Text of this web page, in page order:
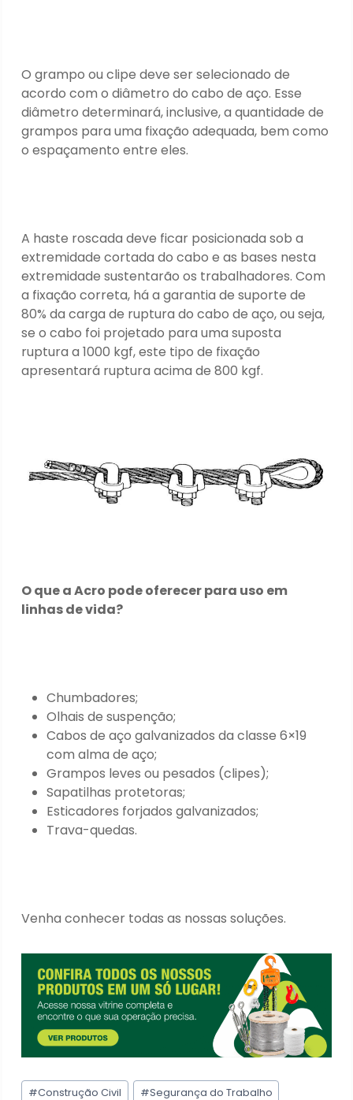
O grampo ou clipe deve ser selecionado de
acordo com o diâmetro do cabo de aço. Esse
diâmetro determinará, inclusive, a quantidade de
grampos para uma fixação adequada, bem como
o espaçamento entre eles.
A haste roscada deve ficar posicionada sob a
extremidade cortada do cabo e as bases nesta
extremidade sustentarão os trabalhadores. Com
a fixação correta, há a garantia de suporte de
80% da carga de ruptura do cabo de aço, ou seja,
se o cabo foi projetado para uma suposta
ruptura a 1000 kgf, este tipo de fixação
apresentará ruptura acima de 800 kgf.
O que a Acro pode oferecer para uso em
linhas de vida?
Chumbadores;
Olhais de suspenção;
Cabos de aço galvanizados da classe 6×19
com alma de aço;
Grampos leves ou pesados (clipes);
Sapatilhas protetoras;
Esticadores forjados galvanizados;
Trava-quedas.
Venha conhecer todas as nossas soluções.
Tags
#Construção Civil #Segurança do Trabalho